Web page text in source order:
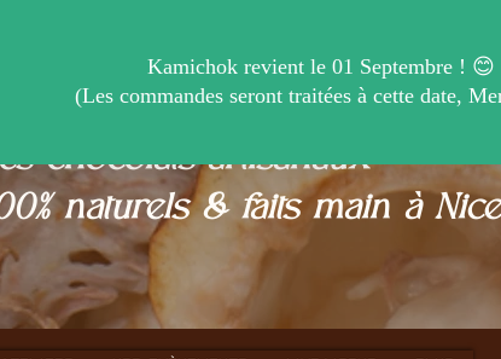
chocolats artisanaux
naturels & faits main à Nice